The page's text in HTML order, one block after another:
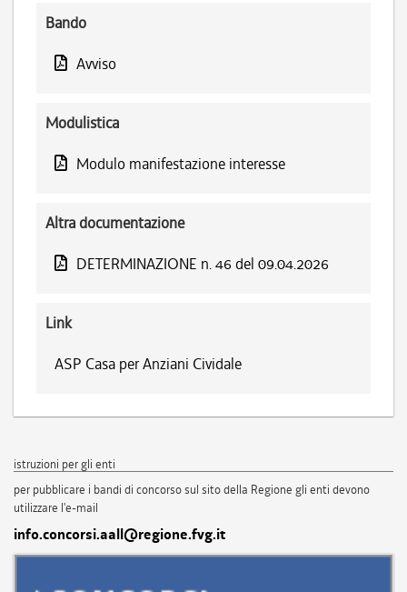
Bando
Avviso
Modulistica
Modulo manifestazione interesse
Altra documentazione
DETERMINAZIONE n. 46 del 09.04.2026
Link
ASP Casa per Anziani Cividale
istruzioni per gli enti
per pubblicare i bandi di concorso sul sito della Regione gli enti devono
utilizzare l'e-mail
info.concorsi.aall@regione.fvg.it